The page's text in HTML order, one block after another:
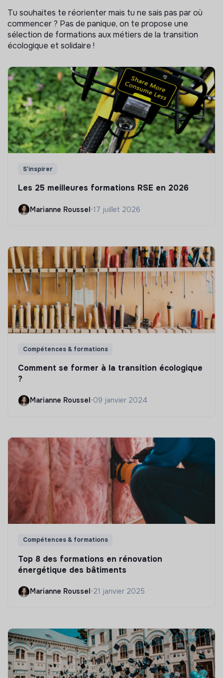
Tu souhaites te réorienter mais tu ne sais pas par où
commencer ? Pas de panique, on te propose une
sélection de formations aux métiers de la transition
écologique et solidaire !
S'inspirer
Les 25 meilleures formations RSE en 2026
Marianne Roussel•17 juillet 2026
Compétences & formations
Comment se former à la transition écologique
?
Marianne Roussel •09 janvier 2024
Compétences & formations
Top 8 des formations en rénovation
énergétique des bâtiments
Marianne Roussel•21 janvier 2025